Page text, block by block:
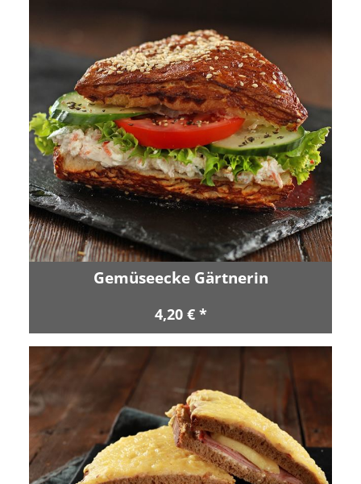
Gemüseecke Gärtnerin
4,20 € *